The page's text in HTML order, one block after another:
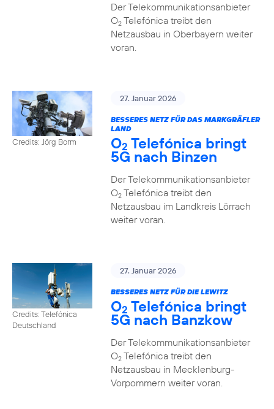
Der Telekommunikationsanbieter
O2Telefónica treibt den
Netzausbau in Oberbayern weiter
voran.
Credits: Jörg Borm
27. Januar 2026
BESSERES NETZ FÜR DAS MARKGRÄFLER
LAND
O2 Telefónica bringt
5G nach Binzen
Der Telekommunikationsanbieter
O2Telefónica treibt den
Netzausbau im Landkreis Lörrach
weiter voran.
Credits: Telefónica
Deutschland
27. Januar 2026
BESSERES NETZ FÜR DIE LEWITZ
O2 Telefónica bringt
5G nach Banzkow
Der Telekommunikationsanbieter
O2Telefónica treibt den
Netzausbau in Mecklenburg-
Vorpommern weiter voran.